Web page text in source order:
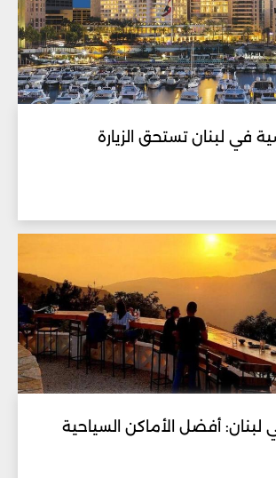
في لبنان تستحق الزيارة
أفضل الأماكن السياحية